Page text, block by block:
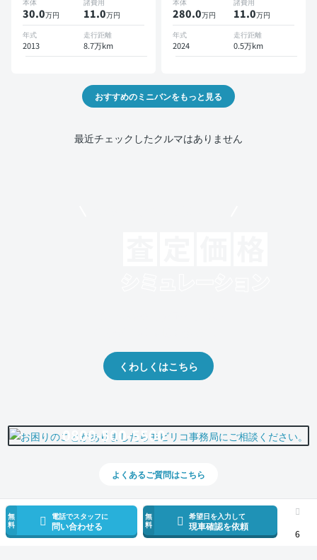
無
料
電話でスタッフに
問い合わせる
無
料
希望日を入力して
現車確認を依頼
6
30.0万円 11.0万円
年式
2013
走行距離
8.7万km
コーダー 衝突軽減 7人乗り
280.0万円 11.0万円
年式
2024
走行距離
0.5万km
おすすめのミニバンをもっと見る
最近チェックしたクルマはありません
くわしくはこちら
0800-500-5500
よくあるご質問はこちら